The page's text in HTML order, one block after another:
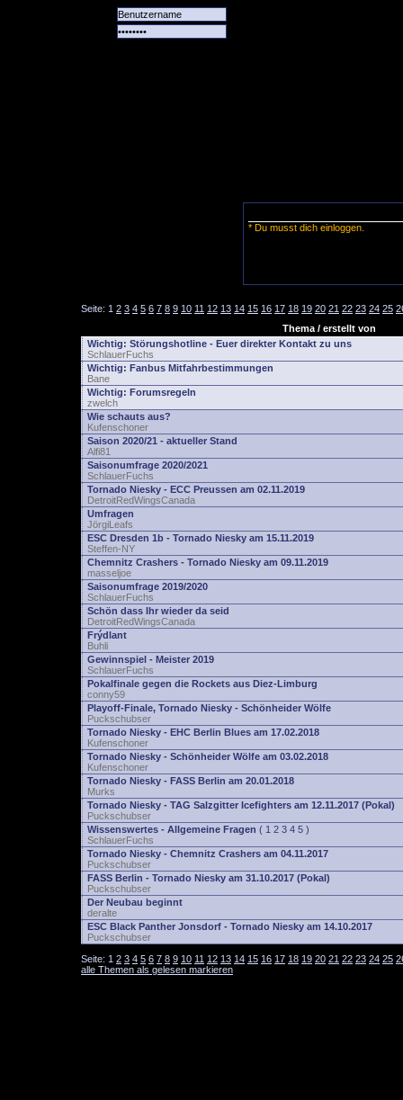
* Du musst dich einloggen.
Seite: 1 2 3 4 5 6 7 8 9 10 11 12 13 14 15 16 17 18 19 20 21 22 23 24 25
Thema / erstellt von
Wichtig: Störungshotline - Euer direkter Kontakt zu uns
SchlauerFuchs
Wichtig: Fanbus Mitfahrbestimmungen
Bane
Wichtig: Forumsregeln
zwelch
Wie schauts aus?
Kufenschoner
Saison 2020/21 - aktueller Stand
Alfi81
Saisonumfrage 2020/2021
SchlauerFuchs
Tornado Niesky - ECC Preussen am 02.11.2019
DetroitRedWingsCanada
Umfragen
JörgiLeafs
ESC Dresden 1b - Tornado Niesky am 15.11.2019
Steffen-NY
Chemnitz Crashers - Tornado Niesky am 09.11.2019
masseljoe
Saisonumfrage 2019/2020
SchlauerFuchs
Schön dass Ihr wieder da seid
DetroitRedWingsCanada
Frýdlant
Buhli
Gewinnspiel - Meister 2019
SchlauerFuchs
Pokalfinale gegen die Rockets aus Diez-Limburg
conny59
Playoff-Finale, Tornado Niesky - Schönheider Wölfe
Puckschubser
Tornado Niesky - EHC Berlin Blues am 17.02.2018
Kufenschoner
Tornado Niesky - Schönheider Wölfe am 03.02.2018
Kufenschoner
Tornado Niesky - FASS Berlin am 20.01.2018
Murks
Tornado Niesky - TAG Salzgitter Icefighters am 12.11.2017 (Pokal)
Puckschubser
Wissenswertes - Allgemeine Fragen ( 1 2 3 4 5 )
SchlauerFuchs
Tornado Niesky - Chemnitz Crashers am 04.11.2017
Puckschubser
FASS Berlin - Tornado Niesky am 31.10.2017 (Pokal)
Puckschubser
Der Neubau beginnt
deralte
ESC Black Panther Jonsdorf - Tornado Niesky am 14.10.2017
Puckschubser
Seite: 1 2 3 4 5 6 7 8 9 10 11 12 13 14 15 16 17 18 19 20 21 22 23 24 25
alle Themen als gelesen markieren